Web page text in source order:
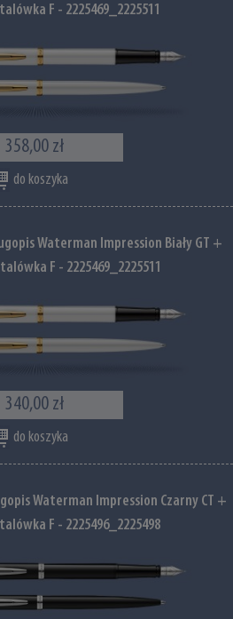
F - 2225469_2225511
358,00 zł
do koszyka
Waterman Impression Biały GT +
F - 2225469_2225511
340,00 zł
do koszyka
Waterman Impression Czarny CT +
F - 2225496_2225498